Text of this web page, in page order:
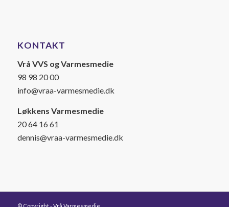
KONTAKT
Vrå VVS og Varmesmedie
98 98 20 00
info@vraa-varmesmedie.dk
Løkkens Varmesmedie
20 64 16 61
dennis@vraa-varmesmedie.dk